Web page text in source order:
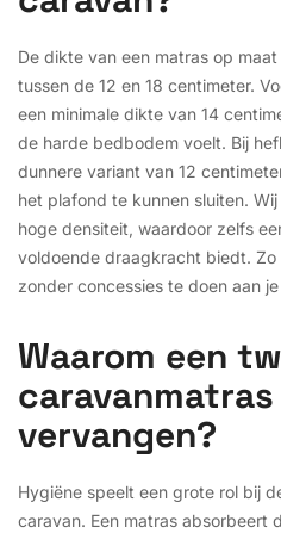
De dikte van een matras op
tussen de 12 en 18 centimeter.
een minimale dikte van 14
de harde bedbodem voelt. Bij
dunnere variant van 12
het plafond te kunnen sluiten.
hoge densiteit, waardoor zelfs
voldoende draagkracht biedt.
zonder concessies te doen aan
Waarom een
vervangen?
Hygiëne speelt een grote rol bij
caravan. Een matras absorbeert